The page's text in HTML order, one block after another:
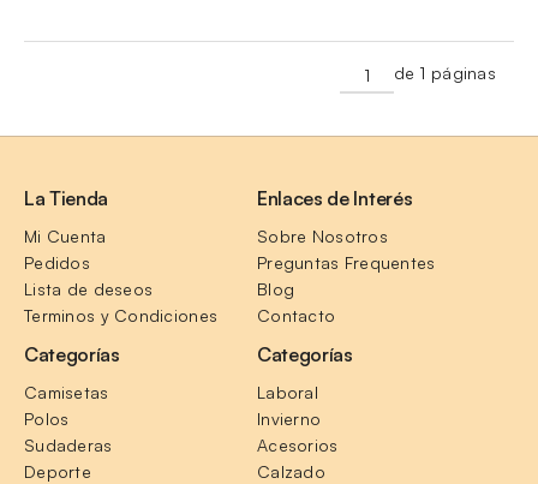
de 1 páginas
La Tienda
Mi Cuenta
Pedidos
Lista de deseos
Terminos y Condiciones
Enlaces de Interés
Sobre Nosotros
Preguntas Frequentes
Blog
Contacto
Categorías
Camisetas
Polos
Sudaderas
Deporte
Categorías
Laboral
Invierno
Acesorios
Calzado